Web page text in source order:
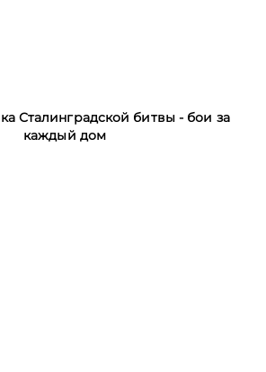
Сталинградской битвы - бои за
каждый дом